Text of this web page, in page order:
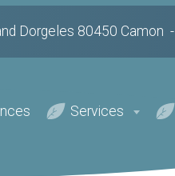
Services
Dorgeles 80450 Camon -